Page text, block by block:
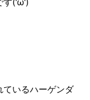
ているハーゲンダ